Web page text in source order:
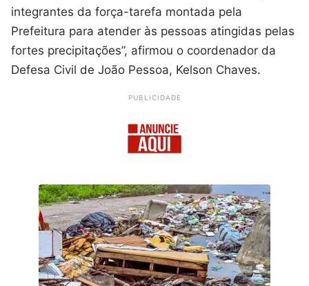
integrantes da força-tarefa montada pela
Prefeitura para atender às pessoas atingidas pelas
fortes precipitações”, afirmou o coordenador da
Defesa Civil de João Pessoa, Kelson Chaves.
PUBLICIDADE